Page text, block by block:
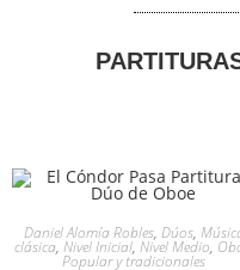
Daniel Alomía Robles, Dúos,
clásica, Nivel Inicial, Nivel Medio,
Popular y tradicionales